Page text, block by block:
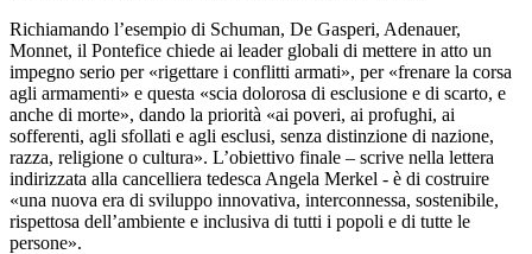
Richiamando l’esempio di Schuman, De Gasperi, Adenauer,
Monnet, il Pontefice chiede ai leader globali di mettere in atto un
impegno serio per «rigettare i conflitti armati», per «frenare la corsa
agli armamenti» e questa «scia dolorosa di esclusione e di scarto, e
anche di morte», dando la priorità «ai poveri, ai profughi, ai
sofferenti, agli sfollati e agli esclusi, senza distinzione di nazione,
razza, religione o cultura». L’obiettivo finale – scrive nella lettera
indirizzata alla cancelliera tedesca Angela Merkel - è di costruire
«una nuova era di sviluppo innovativa, interconnessa, sostenibile,
rispettosa dell’ambiente e inclusiva di tutti i popoli e di tutte le
persone».